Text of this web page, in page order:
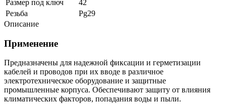
Размер под ключ
42
Резьба
Pg29
Описание
Применение
Предназначены для надежной фиксации и герметизации
кабелей и проводов при их вводе в различное
электротехническое оборудование и защитные
промышленные корпуса. Обеспечивают защиту от влияния
климатических факторов, попадания воды и пыли.